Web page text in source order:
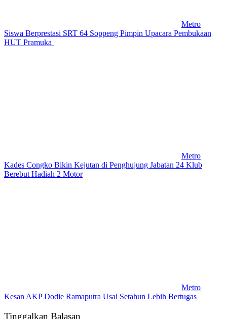
Metro
Siswa Berprestasi SRT 64 Soppeng Pimpin Upacara Pembukaan
HUT Pramuka
Metro
Kades Congko Bikin Kejutan di Penghujung Jabatan 24 Klub
Berebut Hadiah 2 Motor
Metro
Kesan AKP Dodie Ramaputra Usai Setahun Lebih Bertugas
Tinggalkan Balasan